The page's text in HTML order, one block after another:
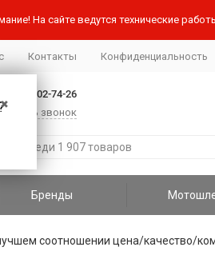
На сайте ведутся технические
✖
Контакты Конфиденциальность
(812) 502-74-26
звонок
Бренды
соотношении цена/качество/